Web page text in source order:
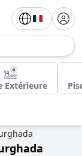
Extérieure